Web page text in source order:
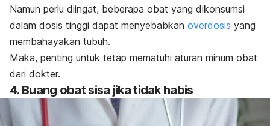
Namun perlu diingat, beberapa obat yang dikonsumsi
dalam dosis tinggi dapat menyebabkan overdosis yang
membahayakan tubuh.
Maka, penting untuk tetap mematuhi aturan minum obat
dari dokter.
4. Buang obat sisa jika tidak habis